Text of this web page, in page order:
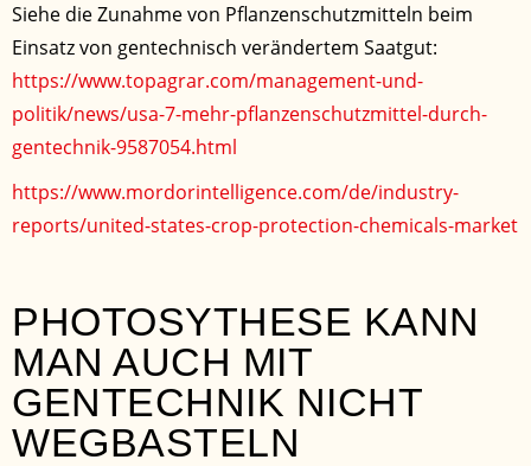
Siehe die Zunahme von Pflanzenschutzmitteln beim
Einsatz von gentechnisch verändertem Saatgut:
https://www.topagrar.com/management-und-
politik/news/usa-7-mehr-pflanzenschutzmittel-durch-
gentechnik-9587054.html
https://www.mordorintelligence.com/de/industry-
reports/united-states-crop-protection-chemicals-market
PHOTOSYTHESE KANN
MAN AUCH MIT
GENTECHNIK NICHT
WEGBASTELN